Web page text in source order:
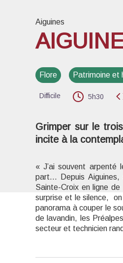
Aiguines
Flore Patrimoine et
Difficile 5h30
Grimper sur le
incite à la
« J’ai souvent arpenté
part... Depuis
Sainte-Croix en ligne
surprise et le silence,
panorama à couper le
de lavandin, les
secteur et technicien